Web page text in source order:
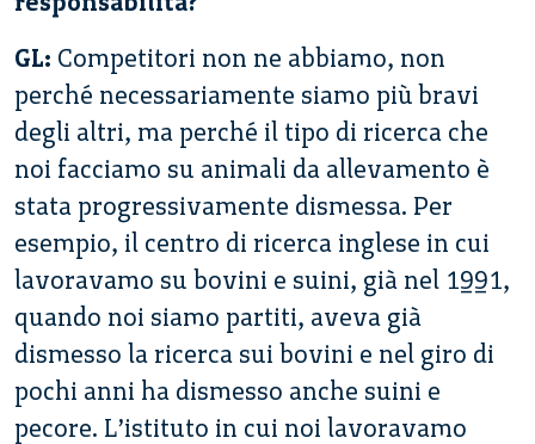
GL: Competitori non ne abbiamo, non
perché necessariamente siamo più bravi
degli altri, ma perché il tipo di ricerca che
noi facciamo su animali da allevamento è
stata progressivamente dismessa. Per
esempio, il centro di ricerca inglese in cui
lavoravamo su bovini e suini, già nel 1991,
quando noi siamo partiti, aveva già
dismesso la ricerca sui bovini e nel giro di
pochi anni ha dismesso anche suini e
pecore. L’istituto in cui noi lavoravamo